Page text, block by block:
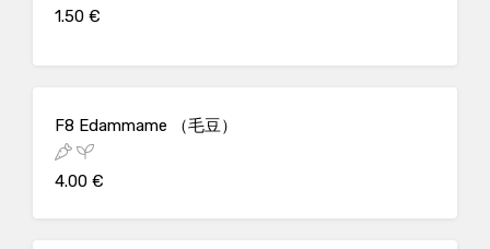
1.50 €
F8 Edammame （毛豆）
4.00 €